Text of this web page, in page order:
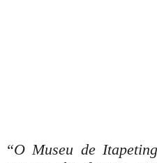
“O Museu de